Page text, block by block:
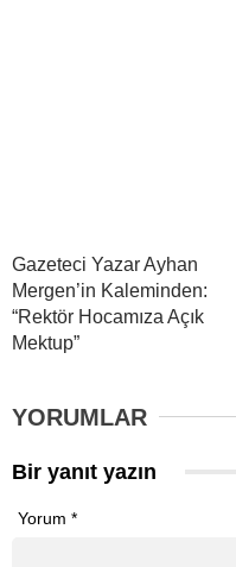
Gazeteci Yazar Ayhan
Mergen’in Kaleminden:
“Rektör Hocamıza Açık
Mektup”
YORUMLAR
Bir yanıt yazın
Yorum *